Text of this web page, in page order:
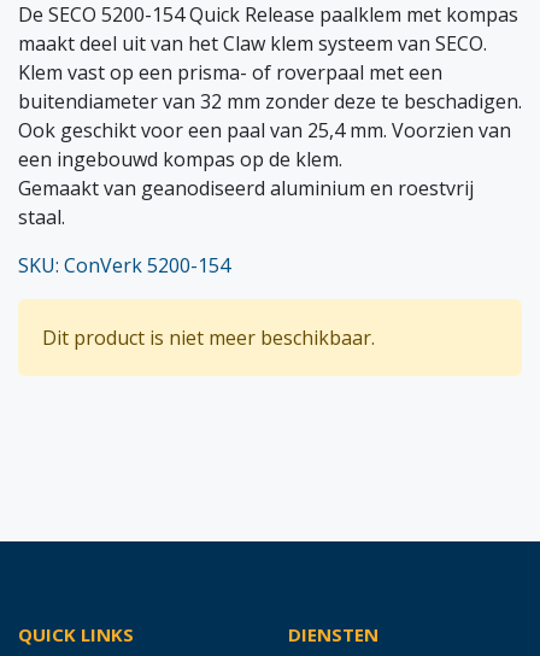
De SECO 5200-154 Quick Release paalklem met kompas
maakt deel uit van het Claw klem systeem van SECO.
Klem vast op een prisma- of roverpaal met een
buitendiameter van 32 mm zonder deze te beschadigen.
Ook geschikt voor een paal van 25,4 mm. Voorzien van
een ingebouwd kompas op de klem.
Gemaakt van geanodiseerd aluminium en roestvrij
staal.
SKU: ConVerk 5200-154
Dit product is niet meer beschikbaar.
QUICK LINKS DIENSTEN